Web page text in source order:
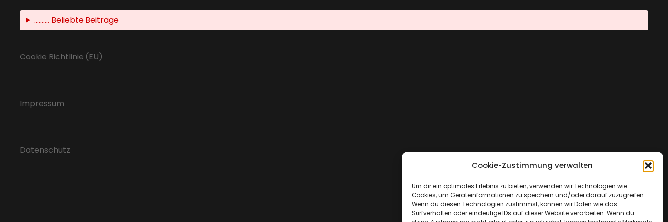
Cookie-Zustimmung verwalten
Um dir ein optimales Erlebnis zu bieten, verwenden wir Technologien wie
Cookies, um Geräteinformationen zu speichern und/oder darauf zuzugreifen.
Wenn du diesen Technologien zustimmst, können wir Daten wie das
Surfverhalten oder eindeutige IDs auf dieser Website verarbeiten. Wenn du
.......... Beliebte Beiträge
Cookie Richtlinie (EU)
Impressum
Datenschutz